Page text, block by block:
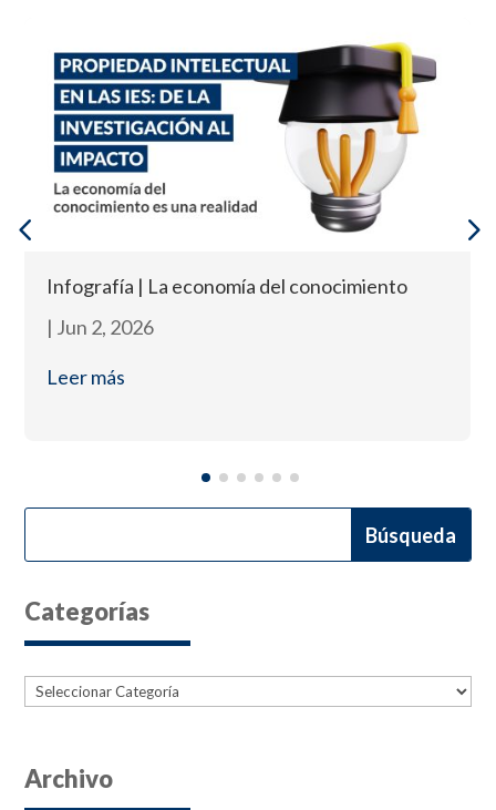
Infografía | La economía del conocimiento
| Jun 2, 2026
Leer más
Categorías
Categorías
Archivo